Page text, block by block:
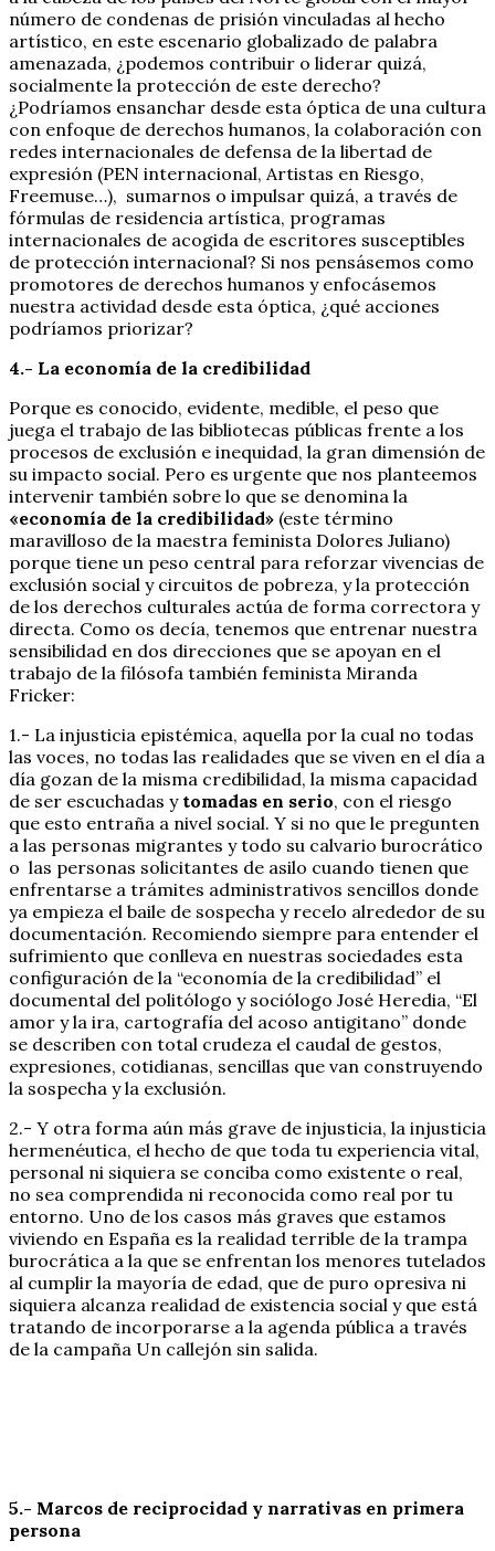
número de condenas de prisión vinculadas al hecho
artístico, en este escenario globalizado de palabra
amenazada, ¿podemos contribuir o liderar quizá,
socialmente la protección de este derecho?
¿Podríamos ensanchar desde esta óptica de una cultura
con enfoque de derechos humanos, la colaboración con
redes internacionales de defensa de la libertad de
expresión (PEN internacional, Artistas en Riesgo,
Freemuse…), sumarnos o impulsar quizá, a través de
fórmulas de residencia artística, programas
internacionales de acogida de escritores susceptibles
de protección internacional? Si nos pensásemos como
promotores de derechos humanos y enfocásemos
nuestra actividad desde esta óptica, ¿qué acciones
podríamos priorizar?
4.- La economía de la credibilidad
Porque es conocido, evidente, medible, el peso que
juega el trabajo de las bibliotecas públicas frente a los
procesos de exclusión e inequidad, la gran dimensión de
su impacto social. Pero es urgente que nos planteemos
intervenir también sobre lo que se denomina la
«economía de la credibilidad» (este término
maravilloso de la maestra feminista Dolores Juliano)
porque tiene un peso central para reforzar vivencias de
exclusión social y circuitos de pobreza, y la protección
de los derechos culturales actúa de forma correctora y
directa. Como os decía, tenemos que entrenar nuestra
sensibilidad en dos direcciones que se apoyan en el
trabajo de la filósofa también feminista Miranda
Fricker:
1.- La injusticia epistémica, aquella por la cual no todas
las voces, no todas las realidades que se viven en el día a
día gozan de la misma credibilidad, la misma capacidad
de ser escuchadas y tomadas en serio, con el riesgo
que esto entraña a nivel social. Y si no que le pregunten
a las personas migrantes y todo su calvario burocrático
o las personas solicitantes de asilo cuando tienen que
enfrentarse a trámites administrativos sencillos donde
ya empieza el baile de sospecha y recelo alrededor de su
documentación. Recomiendo siempre para entender el
sufrimiento que conlleva en nuestras sociedades esta
configuración de la “economía de la credibilidad” el
documental del politólogo y sociólogo José Heredia, “El
amor y la ira, cartografía del acoso antigitano” donde
se describen con total crudeza el caudal de gestos,
expresiones, cotidianas, sencillas que van construyendo
la sospecha y la exclusión.
2.- Y otra forma aún más grave de injusticia, la injusticia
hermenéutica, el hecho de que toda tu experiencia vital,
personal ni siquiera se conciba como existente o real,
no sea comprendida ni reconocida como real por tu
entorno. Uno de los casos más graves que estamos
viviendo en España es la realidad terrible de la trampa
burocrática a la que se enfrentan los menores tutelados
al cumplir la mayoría de edad, que de puro opresiva ni
siquiera alcanza realidad de existencia social y que está
tratando de incorporarse a la agenda pública a través
de la campaña Un callejón sin salida.
5.- Marcos de reciprocidad y narrativas en primera
persona